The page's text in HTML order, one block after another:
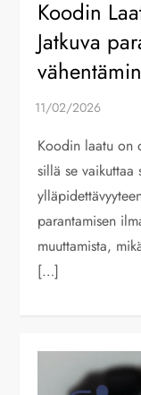
Koodin
Jatkuva
Koodin laatu on
sillä se vaikuttaa
parantamisen
muuttamista,
[…]